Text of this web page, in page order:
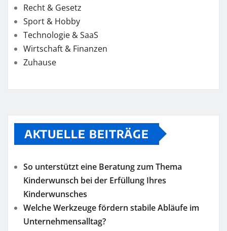
Recht & Gesetz
Sport & Hobby
Technologie & SaaS
Wirtschaft & Finanzen
Zuhause
AKTUELLE BEITRÄGE
So unterstützt eine Beratung zum Thema
Kinderwunsch bei der Erfüllung Ihres
Kinderwunsches
Welche Werkzeuge fördern stabile Abläufe im
Unternehmensalltag?